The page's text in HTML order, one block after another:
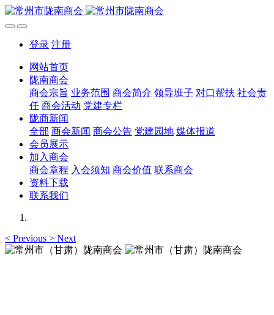
登录 注册
网站首页
陇南商会
商会宗旨 业务范围 商会简介 领导班子 对口帮扶 社会责
任 商会活动 党建专栏
陇商新闻
全部 商会新闻 商会公告 党建园地 媒体报道
会员展示
加入商会
商会章程 入会须知 商会价值 联系商会
资料下载
联系我们
< Previous > Next